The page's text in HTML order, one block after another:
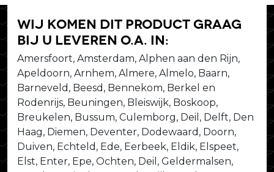
Wij komen dit product graag
bij u leveren o.a. in:
Amersfoort, Amsterdam, Alphen aan den Rijn,
Apeldoorn, Arnhem, Almere, Almelo, Baarn,
Barneveld, Beesd, Bennekom, Berkel en
Rodenrijs, Beuningen, Bleiswijk, Boskoop,
Breukelen, Bussum, Culemborg, Deil, Delft, Den
Haag, Diemen, Deventer, Dodewaard, Doorn,
Duiven, Echteld, Ede, Eerbeek, Eldik, Elspeet,
Elst, Enter, Epe, Ochten, Deil, Geldermalsen,